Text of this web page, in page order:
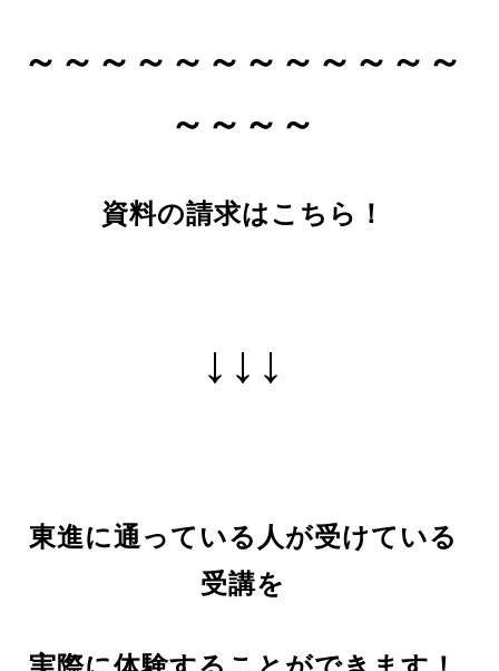
～～～～～～～～～～～～
～～～～
資料の請求はこちら！
↓↓↓
東進に通っている人が受けている
受講を